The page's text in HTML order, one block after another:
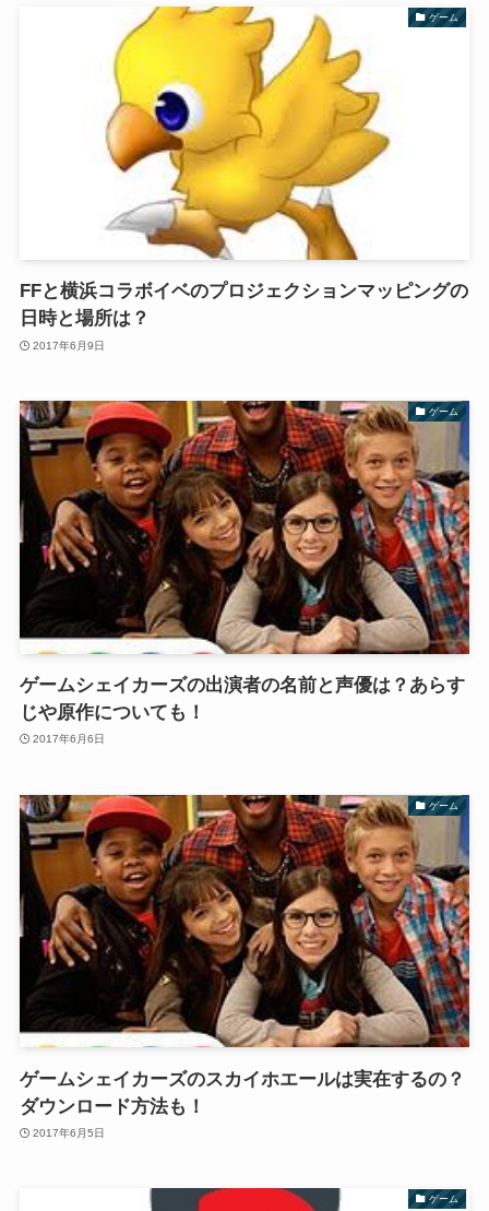
ゲーム
FFと横浜コラボイベのプロジェクションマッピングの
日時と場所は？
2017年6月9日
ゲーム
ゲームシェイカーズの出演者の名前と声優は？あらす
じや原作についても！
2017年6月6日
ゲーム
ゲームシェイカーズのスカイホエールは実在するの？
ダウンロード方法も！
2017年6月5日
ゲーム